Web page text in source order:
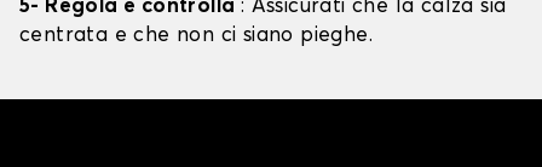
5- Regola e controlla : Assicurati che la calza sia
centrata e che non ci siano pieghe.